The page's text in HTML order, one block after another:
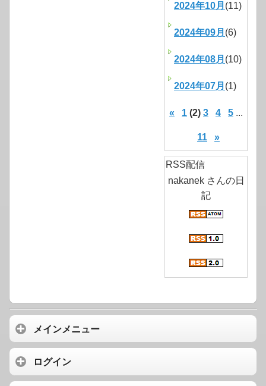
2024年10月 (11)
2024年09月 (6)
2024年08月 (10)
2024年07月 (1)
« 1 (2) 3 4 5 ...
11 »
RSS配信
nakanek さんの日
記
メインメニュー
ログイン